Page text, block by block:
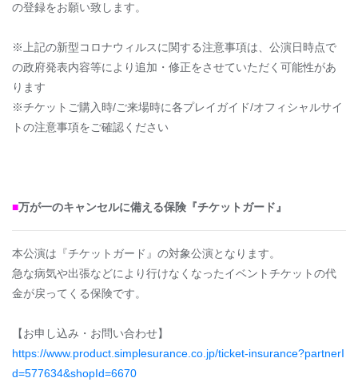
の登録をお願い致します。
※上記の新型コロナウィルスに関する注意事項は、公演日時点で
の政府発表内容等により追加・修正をさせていただく可能性があ
ります
※チケットご購入時/ご来場時に各プレイガイド/オフィシャルサイ
トの注意事項をご確認ください
■万が一のキャンセルに備える保険『チケットガード』
本公演は『チケットガード』の対象公演となります。
急な病気や出張などにより行けなくなったイベントチケットの代
金が戻ってくる保険です。
【お申し込み・お問い合わせ】
https://www.product.simplesurance.co.jp/ticket-insurance?partnerI
d=577634&shopId=6670